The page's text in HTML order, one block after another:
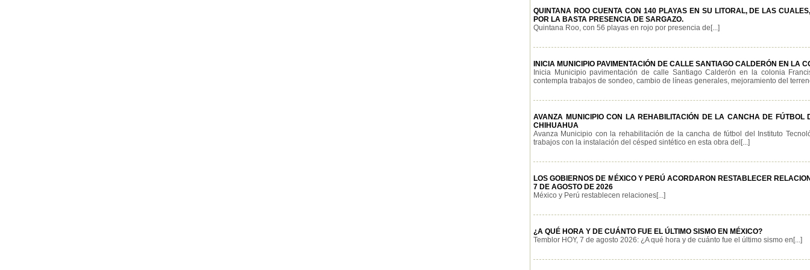
QUINTANA ROO CUENTA CON 140 PLAYAS EN SU LITORAL, DE LAS
POR LA BASTA PRESENCIA DE SARGAZO.
Quintana Roo, con 56 playas en rojo por presencia de[...]
INICIA MUNICIPIO PAVIMENTACIÓN DE CALLE SANTIAGO CALDERÓN EN LA
Inicia Municipio pavimentación de calle Santiago Calderón en la colonia
contempla trabajos de sondeo, cambio de líneas generales, mejoramiento del
AVANZA MUNICIPIO CON LA REHABILITACIÓN DE LA CANCHA DE FÚTBOL
CHIHUAHUA
Avanza Municipio con la rehabilitación de la cancha de fútbol del Instituto
trabajos con la instalación del césped sintético en esta obra del[...]
LOS GOBIERNOS DE MÉXICO Y PERÚ ACORDARON RESTABLECER
7 DE AGOSTO DE 2026
México y Perú restablecen relaciones[...]
¿A QUÉ HORA Y DE CUÁNTO FUE EL ÚLTIMO SISMO EN MÉXICO?
Temblor HOY, 7 de agosto 2026: ¿A qué hora y de cuánto fue el último sismo en[...]